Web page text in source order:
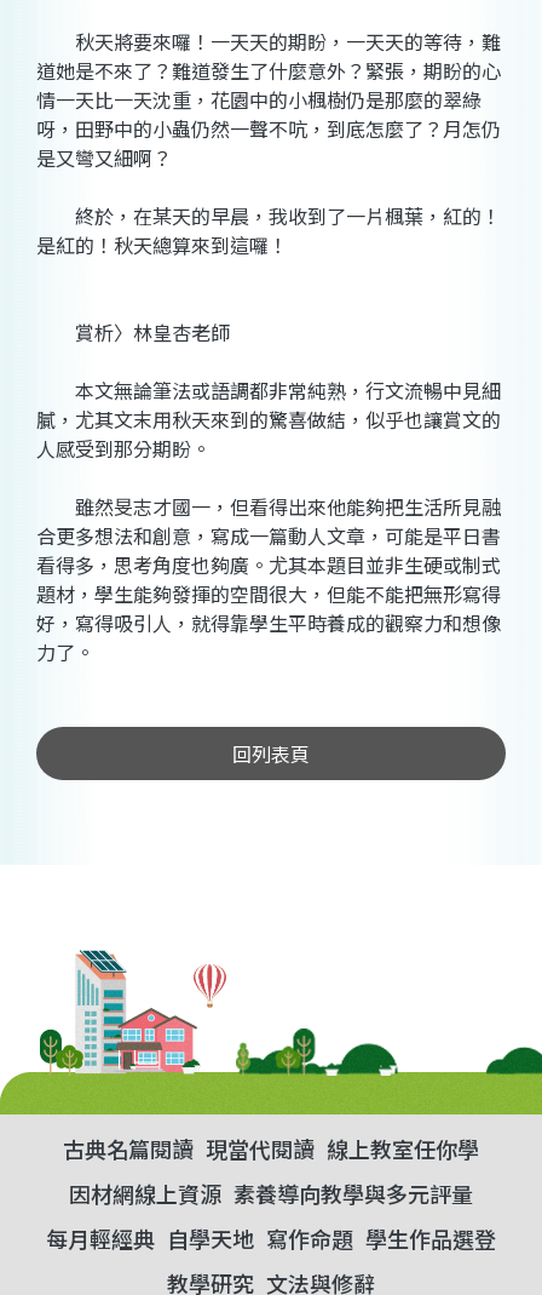
秋天將要來囉！一天天的期盼，一天天的等待，難
道她是不來了？難道發生了什麼意外？緊張，期盼的心
情一天比一天沈重，花園中的小楓樹仍是那麼的翠綠
呀，田野中的小蟲仍然一聲不吭，到底怎麼了？月怎仍
是又彎又細啊？
終於，在某天的早晨，我收到了一片楓葉，紅的！
是紅的！秋天總算來到這囉！
賞析〉林皇杏老師
本文無論筆法或語調都非常純熟，行文流暢中見細
膩，尤其文末用秋天來到的驚喜做結，似乎也讓賞文的
人感受到那分期盼。
雖然旻志才國一，但看得出來他能夠把生活所見融
合更多想法和創意，寫成一篇動人文章，可能是平日書
看得多，思考角度也夠廣。尤其本題目並非生硬或制式
題材，學生能夠發揮的空間很大，但能不能把無形寫得
好，寫得吸引人，就得靠學生平時養成的觀察力和想像
力了。
回列表頁
古典名篇閱讀 現當代閱讀 線上教室任你學
因材網線上資源 素養導向教學與多元評量
每月輕經典 自學天地 寫作命題 學生作品選登
教學研究 文法與修辭